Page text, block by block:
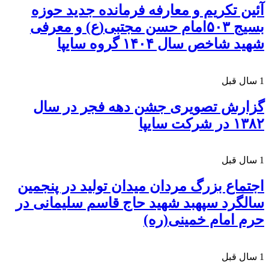
آئین تکریم و معارفه فرمانده جدید حوزه
بسیج ۵۰۳امام حسن مجتبی(ع) و معرفی
شهید شاخص سال ۱۴۰۴ گروه سایپا
1 سال قبل
گزارش تصویری جشن دهه فجر در سال
۱۳۸۲ در شرکت سایپا
1 سال قبل
اجتماع بزرگ مردان میدان تولید در پنجمین
سالگرد سپهبد شهید حاج قاسم سلیمانی در
حرم امام خمینی(ره)
1 سال قبل